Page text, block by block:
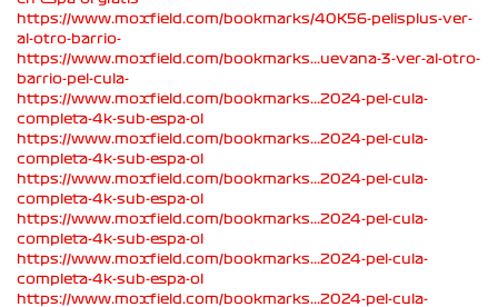
https://www.moxfield.com/bookmarks/40K56-pelisplus-ver-
al-otro-barrio-
https://www.moxfield.com/bookmarks...uevana-3-ver-al-otro-
barrio-pel-cula-
https://www.moxfield.com/bookmarks...2024-pel-cula-
completa-4k-sub-espa-ol
https://www.moxfield.com/bookmarks...2024-pel-cula-
completa-4k-sub-espa-ol
https://www.moxfield.com/bookmarks...2024-pel-cula-
completa-4k-sub-espa-ol
https://www.moxfield.com/bookmarks...2024-pel-cula-
completa-4k-sub-espa-ol
https://www.moxfield.com/bookmarks...2024-pel-cula-
completa-4k-sub-espa-ol
https://www.moxfield.com/bookmarks...2024-pel-cula-